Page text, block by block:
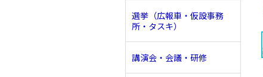
選挙（広報車・仮設事務
所・タスキ）
講演会・会議・研修